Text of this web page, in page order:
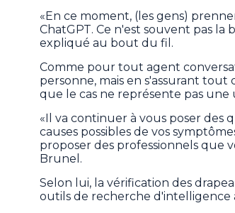
«En ce moment, (les gens)
ChatGPT. Ce n'est souvent pas la
expliqué au bout du fil.
Comme pour tout agent
personne, mais en s'assurant
que le cas ne représente pas une
«Il va continuer à vous poser des
causes possibles de vos
proposer des professionnels que
Brunel.
Selon lui, la vérification des
outils de recherche d'intelligence